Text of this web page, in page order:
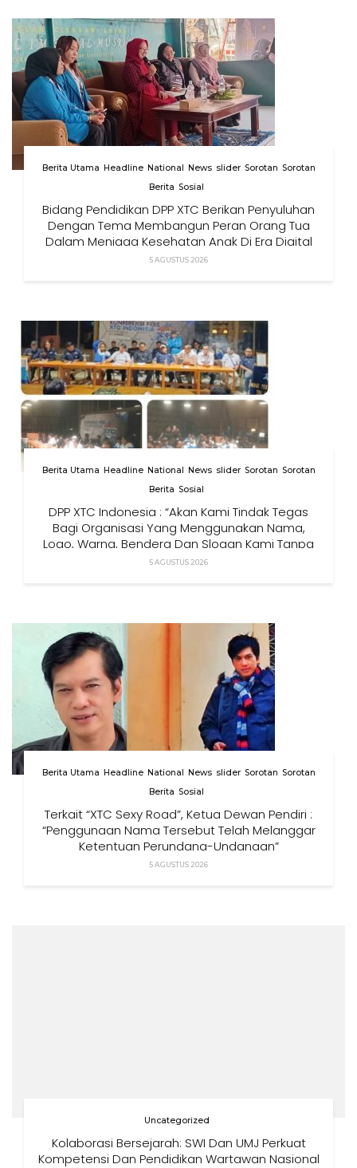
Berita Utama Headline National News slider Sorotan Sorotan
Berita Sosial
Bidang Pendidikan DPP XTC Berikan Penyuluhan
Dengan Tema Membangun Peran Orang Tua
Dalam Menjaga Kesehatan Anak Di Era Digital
5 AGUSTUS 2026
Berita Utama Headline National News slider Sorotan Sorotan
Berita Sosial
DPP XTC Indonesia : “Akan Kami Tindak Tegas
Bagi Organisasi Yang Menggunakan Nama,
Logo, Warna, Bendera Dan Slogan Kami Tanpa
Izin”
5 AGUSTUS 2026
Berita Utama Headline National News slider Sorotan Sorotan
Berita Sosial
Terkait “XTC Sexy Road”, Ketua Dewan Pendiri :
“Penggunaan Nama Tersebut Telah Melanggar
Ketentuan Perundang-Undangan”
5 AGUSTUS 2026
Uncategorized
Kolaborasi Bersejarah: SWI Dan UMJ Perkuat
Kompetensi Dan Pendidikan Wartawan Nasional